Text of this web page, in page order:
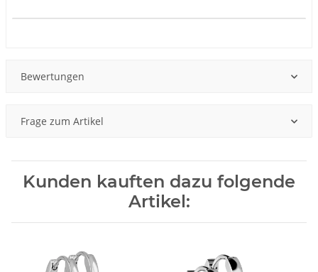
Bewertungen
Frage zum Artikel
Kunden kauften dazu folgende
Artikel: